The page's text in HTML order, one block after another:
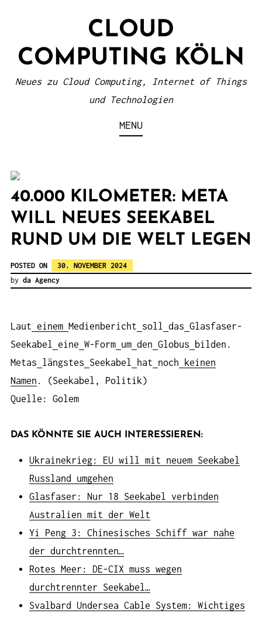
CLOUD
COMPUTING KÖLN
Neues zu Cloud Computing, Internet of Things
und Technologien
MENU
40.000 KILOMETER: META
WILL NEUES SEEKABEL
RUND UM DIE WELT LEGEN
POSTED ON
30. NOVEMBER 2024
by da Agency
Laut einem Medienbericht soll das Glasfaser-
Seekabel
eine W-Form um den Globus
bilden.
Metas
längstes Seekabel hat noch keinen
Namen . (Seekabel, Politik)
Quelle: Golem
DAS KÖNNTE SIE AUCH INTERESSIEREN:
Ukrainekrieg: EU will mit neuem Seekabel
Russland umgehen
Glasfaser: Nur 18 Seekabel verbinden
Australien mit der Welt
Yi Peng 3: Chinesisches Schiff war nahe
der durchtrennten…
Rotes Meer: DE-CIX muss wegen
durchtrennter Seekabel…
Svalbard Undersea Cable System: Wichtiges